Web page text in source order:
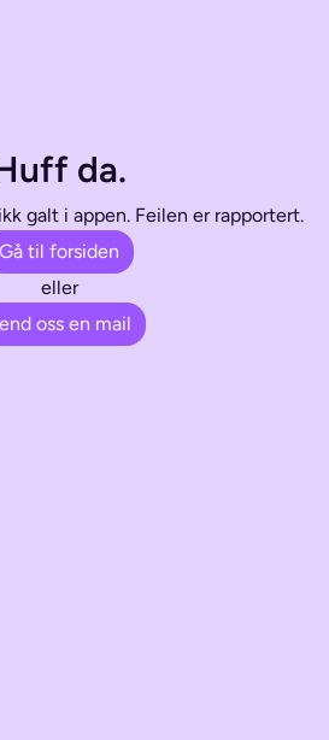
da.
galt i appen. Feilen er rapportert.
Gå til forsiden
eller
oss en mail